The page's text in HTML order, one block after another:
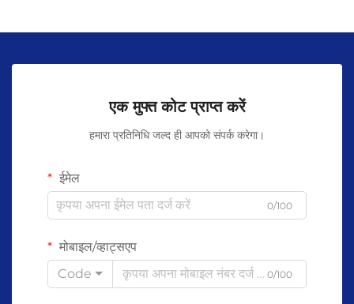
एक मुफ्त कोट प्राप्त करें
हमारा प्रतिनिधि जल्द ही आपको संपर्क करेगा।
ईमेल
0/100
मोबाइल/व्हाट्सएप
Code
0/100